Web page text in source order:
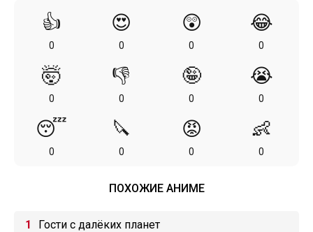
👍
0
😍
0
😲
0
😂
0
🤯
0
👎
0
🤪
0
😭
0
😴
0
🔪
0
😡
0
👶
0
ПОХОЖИЕ АНИМЕ
Гости с далёких планет